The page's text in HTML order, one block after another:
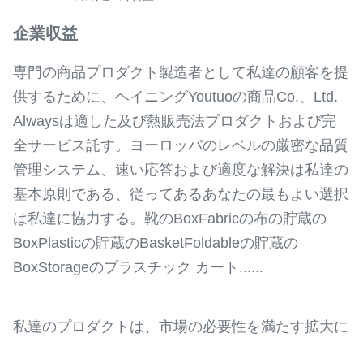
企業収益
専門の商品プロダクト製造者として私達の顧客を提
供するために、ヘイニングYoutuoの商品Co.、Ltd.
Alwaysは適した及び熱販売法プロダクトおよび完
全サービス託す。ヨーロッパのレベルの厳密な品質
管理システム、速い応答および適度な解決は私達の
基本原則である、従ってあるあなたの最もよい選択
は私達に協力する。靴のBoxFabricの布の貯蔵の
BoxPlasticの貯蔵のBasketFoldableの貯蔵の
BoxStorageのプラスチック カート......
私達のプロダクトは、市場の必要性を満たす拡大に